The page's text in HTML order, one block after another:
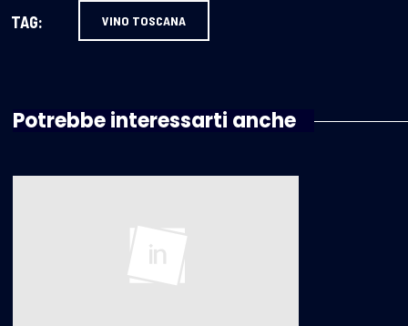
TAG: VINO TOSCANA
Potrebbe interessarti anche